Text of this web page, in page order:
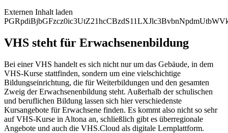
Externen Inhalt laden
VHS steht für Erwachsenenbildung
Bei einer VHS handelt es sich nicht nur um das Gebäude, in dem
VHS-Kurse stattfinden, sondern um eine vielschichtige
Bildungseinrichtung, die für Weiterbildungen und den gesamten
Zweig der Erwachsenenbildung steht. Außerhalb der schulischen
und beruflichen Bildung lassen sich hier verschiedenste
Kursangebote für Erwachsene finden. Es kommt also nicht so sehr
auf VHS-Kurse in Altona an, schließlich gibt es überregionale
Angebote und auch die VHS.Cloud als digitale Lernplattform.